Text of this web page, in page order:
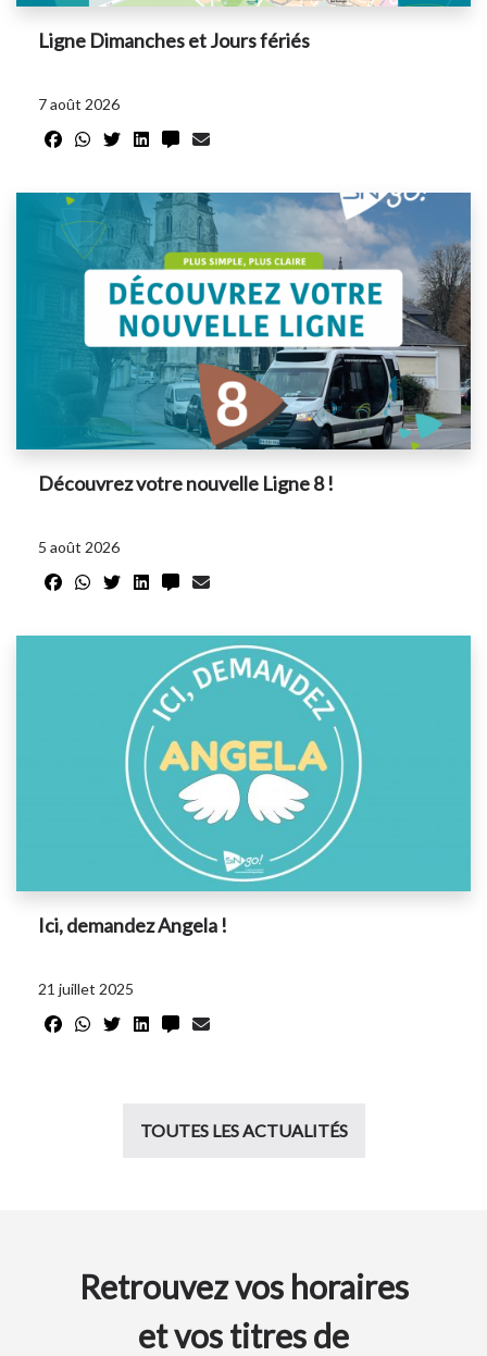
Ligne Dimanches et Jours fériés
7 août 2026
Découvrez votre nouvelle Ligne 8 !
5 août 2026
Ici, demandez Angela !
21 juillet 2025
TOUTES LES ACTUALITÉS
Retrouvez vos horaires
et vos titres de